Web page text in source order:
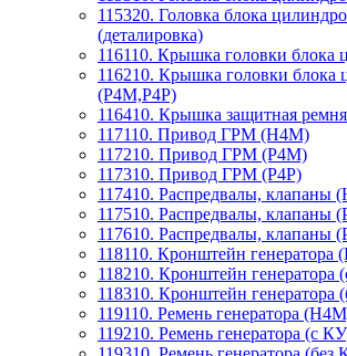
115320. Головка блока
(деталировка)
116110. Крышка головки
116210. Крышка головки блока
(P4M,P4P)
116410. Крышка защитная
117110. Привод ГРМ (Н4М)
117210. Привод ГРМ (P4M)
117310. Привод ГРМ (P4P)
117410. Распредвалы, клапаны
117510. Распредвалы, клапаны
117610. Распредвалы, клапаны
118110. Кронштейн
118210. Кронштейн генератора
118310. Кронштейн генератора
119110. Ремень генератора
119210. Ремень генератора (с